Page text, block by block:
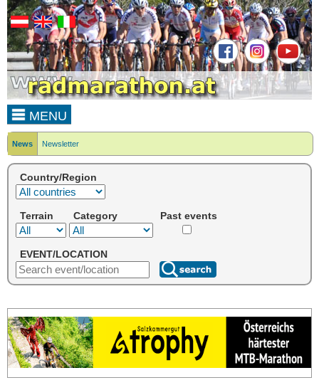
MENU
News Newsletter
Country/Region
Terrain Category Past events
EVENT/LOCATION